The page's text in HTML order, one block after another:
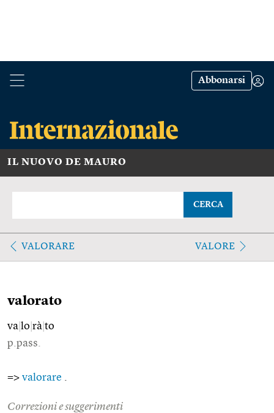
Abbonarsi
IL NUOVO DE MAURO
CERCA
VALORARE VALORE
valorato
va lo rà to
p.pass.
=> valorare
Correzioni e suggerimenti